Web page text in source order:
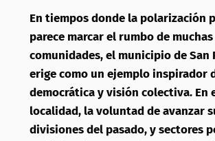
En tiempos donde la polarización
parece marcar el rumbo de muchas
comunidades, el municipio de San
erige como un ejemplo inspirador
democrática y visión colectiva. En
localidad, la voluntad de avanzar
divisiones del pasado, y sectores